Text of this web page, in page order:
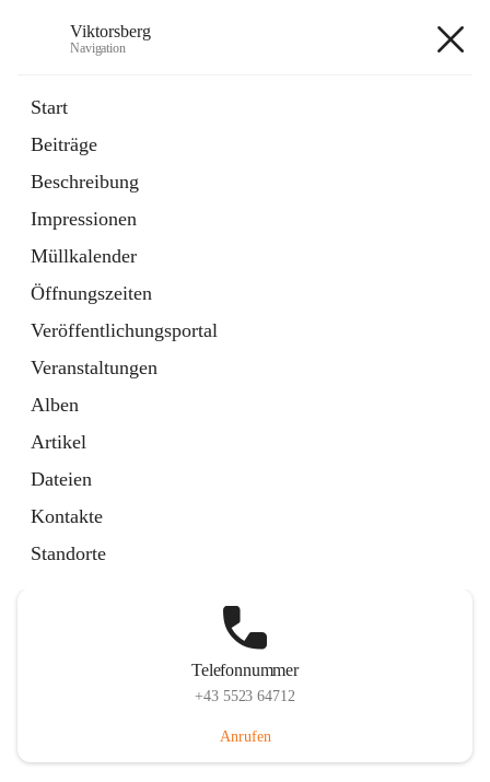
Viktorsberg
Navigation
Start
Beiträge
Beschreibung
Impressionen
Müllkalender
Öffnungszeiten
Veröffentlichungsportal
Veranstaltungen
Alben
Artikel
Dateien
Kontakte
Standorte
1 Schnellzugriff
Bürgerservice
10 Schnellzugriffe
Telefonnummer
+43 5523 64712
Anrufen